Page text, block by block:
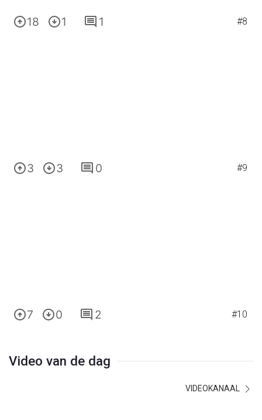
18 1 1 #8
3 3 0 #9
7 0 2 #10
Video van de dag
VIDEOKANAAL